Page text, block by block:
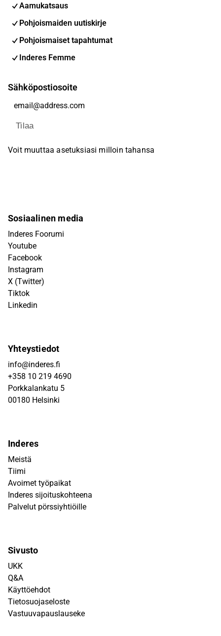
Aamukatsaus
Pohjoismaiden uutiskirje
Pohjoismaiset tapahtumat
Inderes Femme
Sähköpostiosoite
Tilaa
Voit muuttaa asetuksiasi milloin tahansa
Sosiaalinen media
Inderes Foorumi
Youtube
Facebook
Instagram
X (Twitter)
Tiktok
Linkedin
Yhteystiedot
info@inderes.fi
+358 10 219 4690
Porkkalankatu 5
00180 Helsinki
Inderes
Meistä
Tiimi
Avoimet työpaikat
Inderes sijoituskohteena
Palvelut pörssiyhtiöille
Sivusto
UKK
Q&A
Käyttöehdot
Tietosuojaseloste
Vastuuvapauslauseke